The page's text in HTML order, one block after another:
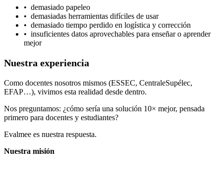
• demasiado papeleo
• demasiadas herramientas difíciles de usar
• demasiado tiempo perdido en logística y corrección
• insuficientes datos aprovechables para enseñar o aprender
mejor
Nuestra experiencia
Como docentes nosotros mismos (ESSEC, CentraleSupélec,
EFAP…), vivimos esta realidad desde dentro.
Nos preguntamos: ¿cómo sería una solución 10× mejor, pensada
primero para docentes y estudiantes?
Evalmee es nuestra respuesta.
Nuestra misión